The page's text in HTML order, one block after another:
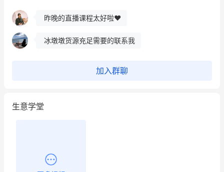
昨晚的直播课程太好啦❤️
冰墩墩货源充足需要的联系我
加入群聊
生意学堂